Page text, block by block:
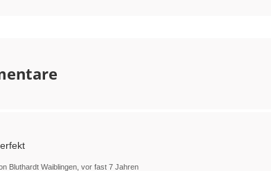
Stärke dieses Effektes hängt nun vom Material ab,
eines Stoffes gibt also immer an, um wie viel sich
umgeformt C/V×m oder weiter umgeformt, falls ihr
Bluthardt Waiblingen, vor fast 7 Jahren